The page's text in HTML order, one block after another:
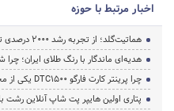
اخبار مرتبط با حوزه
هماتیت‌گلد؛ از تجربه رشد ۲۰۰۰ درصدی تا بحران‌های ناشی از جنگ
هدیه‌ای ماندگار با رنگ طلای ایران؛
چرا پرینتر کارت فارگو DTC1500 یکی از محبوب‌ترین پرینترهای کارت دنیا است؟
پتاری اولین هایپر پت شاپ آنلاین